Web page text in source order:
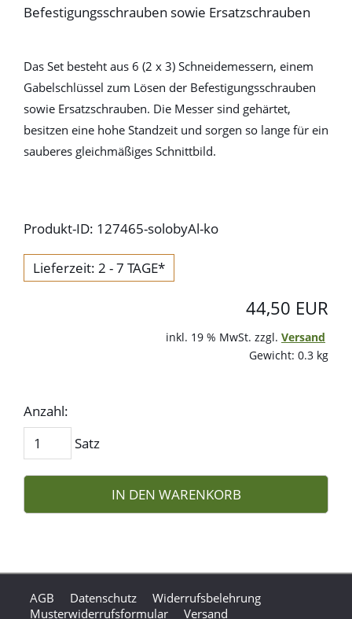
Befestigungsschrauben sowie Ersatzschrauben
Das Set besteht aus 6 (2 x 3) Schneidemessern, einem
Gabelschlüssel zum Lösen der Befestigungsschrauben
sowie Ersatzschrauben. Die Messer sind gehärtet,
besitzen eine hohe Standzeit und sorgen so lange für ein
sauberes gleichmäßiges Schnittbild.
Produkt-ID: 127465-solobyAl-ko
Lieferzeit: 2 - 7 TAGE*
44,50 EUR
inkl. 19 % MwSt. zzgl. Versand
Gewicht: 0.3 kg
Anzahl:
Satz
IN DEN WARENKORB
AGB Datenschutz
Widerrufsbelehrung
Musterwiderrufsformular
Versand